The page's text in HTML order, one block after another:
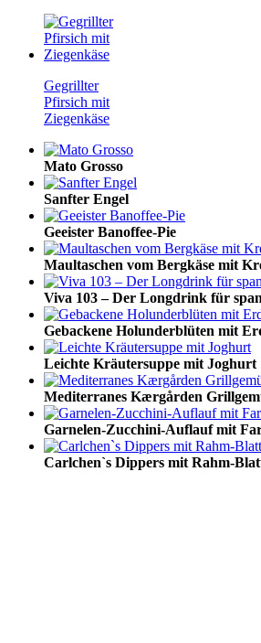
Gegrillter
Pfirsich mit
Ziegenkäse
Mato Grosso
Sanfter Engel
Geeister Banoffee-Pie
Maultaschen vom Bergkäse mit
Viva 103 – Der Longdrink für
Gebackene Holunderblüten mit
Leichte Kräutersuppe mit Joghurt
Mediterranes Kærgården
Garnelen-Zucchini-Auflauf mit
Carlchen`s Dippers mit Rahm-